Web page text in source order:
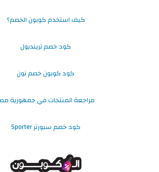
كيف استخدم كوبون الخصم؟
كود خصم ترينديول
كود كوبون خصم نون
مراجعة المنتجات في جمهورية
كود خصم سبورتر Sporter